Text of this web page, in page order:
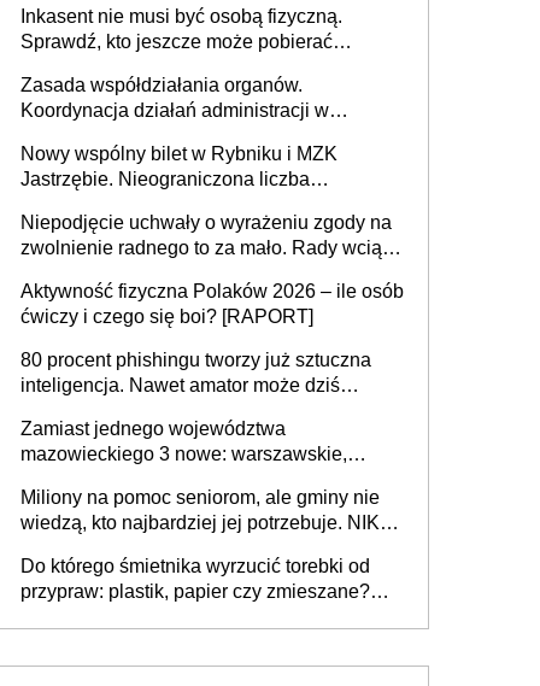
samodzielnie lub z rodziną
Inkasent nie musi być osobą fizyczną.
Sprawdź, kto jeszcze może pobierać
Zasada współdziałania organów.
Koordynacja działań administracji w
Nowy wspólny bilet w Rybniku i MZK
Jastrzębie. Nieograniczona liczba
Niepodjęcie uchwały o wyrażeniu zgody na
zwolnienie radnego to za mało. Rady wciąż
rozstrzygać sprawy
Aktywność fizyczna Polaków 2026 – ile osób
ćwiczy i czego się boi? [RAPORT]
80 procent phishingu tworzy już sztuczna
inteligencja. Nawet amator może dziś
Zamiast jednego województwa
mazowieckiego 3 nowe: warszawskie,
Europie nie ma tak dużych jednostek
stołecznych
Miliony na pomoc seniorom, ale gminy nie
wiedzą, kto najbardziej jej potrzebuje. NIK
Do którego śmietnika wyrzucić torebki od
przypraw: plastik, papier czy zmieszane?